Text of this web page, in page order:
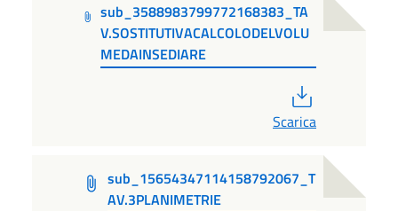
sub_3588983799772168383_TA
V.SOSTITUTIVACALCOLODELVOLU
MEDAINSEDIARE
Scarica
sub_15654347114158792067_T
AV.3PLANIMETRIE